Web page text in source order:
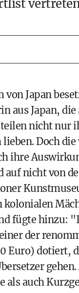
Japan
aus Japan,
nicht
Doch
ihre
nicht von
kolonialen
fügte hinzu:
der
Euro) dotiert,
als auch